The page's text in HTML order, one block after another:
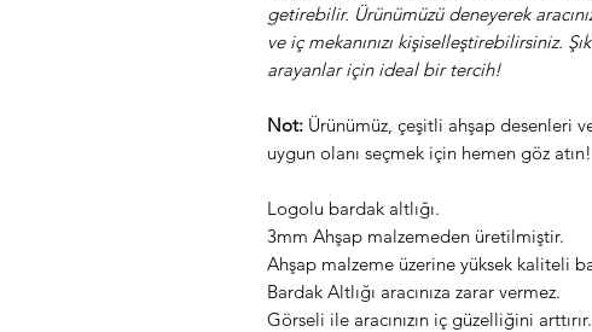
getirebilir. Ürünümüzü deneyerek
ve iç mekanınızı kişiselleştirebilirsiniz.
arayanlar için ideal bir tercih!
Not: Ürünümüz, çeşitli ahşap desenleri
uygun olanı seçmek için hemen göz atın!
Logolu bardak altlığı.
3mm Ahşap malzemeden üretilmiştir.
Ahşap malzeme üzerine yüksek kaliteli
Bardak Altlığı aracınıza zarar vermez.
Görseli ile aracınızın iç güzelliğini arttırır.